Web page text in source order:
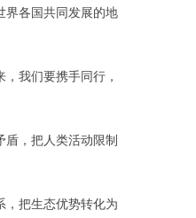
界各国共同发展的地
我们要携手同行，
盾，把人类活动限制
，把生态优势转化为